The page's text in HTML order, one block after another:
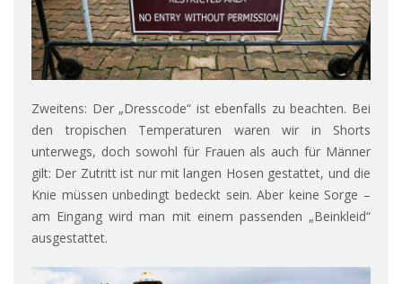
Zweitens: Der „Dresscode“ ist ebenfalls zu beachten. Bei
den tropischen Temperaturen waren wir in Shorts
unterwegs, doch sowohl für Frauen als auch für Männer
gilt: Der Zutritt ist nur mit langen Hosen gestattet, und die
Knie müssen unbedingt bedeckt sein. Aber keine Sorge –
am Eingang wird man mit einem passenden „Beinkleid“
ausgestattet.